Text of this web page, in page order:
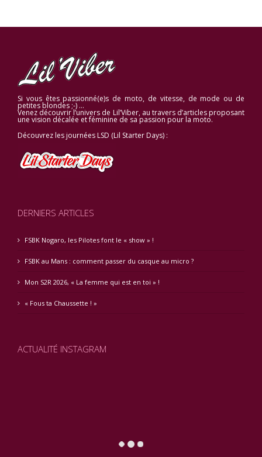
Si vous êtes passionné(e)s de moto, de vitesse, de mode ou de
petites blondes ;-) …
Venez découvrir l’univers de Lil’Viber, au travers d’articles proposant
une vision décalée et féminine de sa passion pour la moto.
Découvrez les journées LSD (Lil Starter Days) :
DERNIERS ARTICLES
FSBK Nogaro, les Pilotes font le « show » !
FSBK au Mans : comment passer du casque au micro ?
Mon S2R 2026, « La femme qui est en toi » !
« Fous ta Chaussette ! »
ACTUALITÉ INSTAGRAM